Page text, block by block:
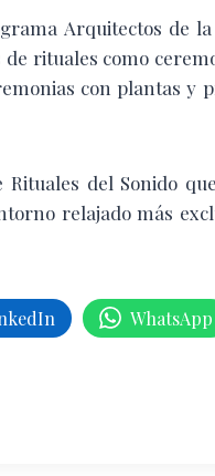
Arquitectos de
rituales como
con plantas y
del Sonido
relajado más
WhatsApp